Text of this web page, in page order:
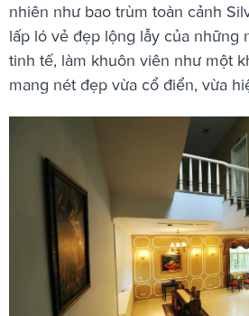
nhiên như bao trùm toàn cảnh
lấp ló vẻ đẹp lộng lẫy của những
tinh tế, làm khuôn viên như một
mang nét đẹp vừa cổ điển, vừa